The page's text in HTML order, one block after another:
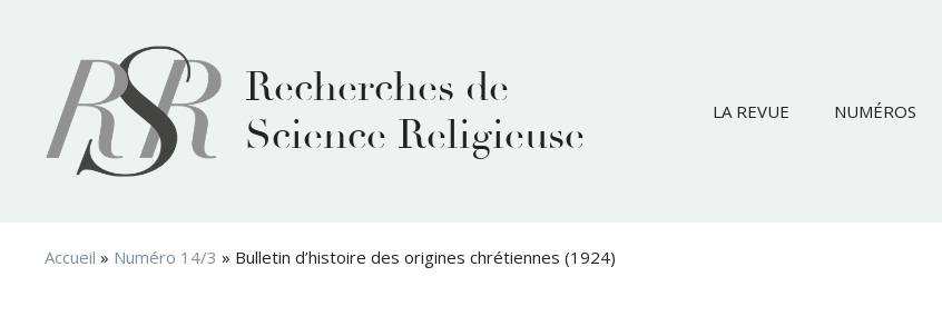
Recherches de
Science Religieuse
LA REVUE NUMÉROS
Accueil » Numéro 14/3 » Bulletin d’histoire des origines chrétiennes (1924)